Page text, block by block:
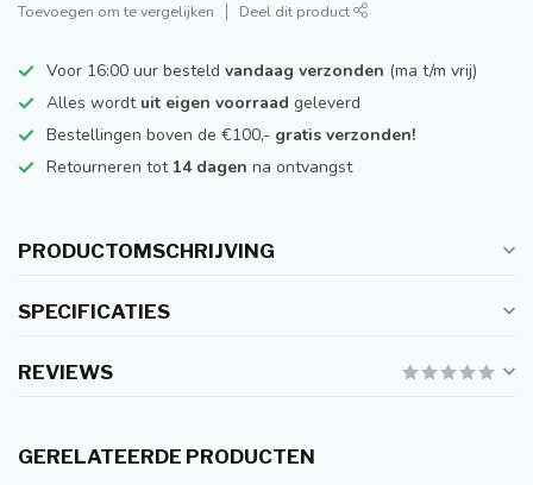
Toevoegen om te vergelijken Deel dit product
Voor 16:00 uur besteld vandaag verzonden (ma t/m vrij)
Alles wordt uit eigen voorraad geleverd
Bestellingen boven de €100,- gratis verzonden!
Retourneren tot 14 dagen na ontvangst
PRODUCTOMSCHRIJVING
SPECIFICATIES
REVIEWS
GERELATEERDE PRODUCTEN